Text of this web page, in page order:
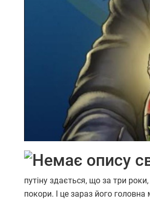
путіну здається, що за три
покори. І це зараз його головна